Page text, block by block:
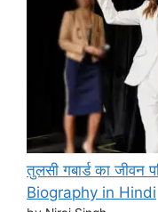
तुलसी गबार्ड का जीवन
Biography in Hindi